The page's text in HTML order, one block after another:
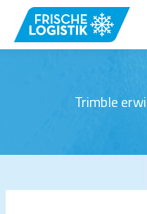
Trimble